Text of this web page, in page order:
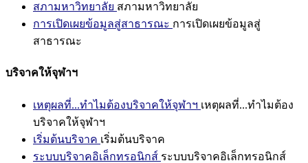
สภามหาวิทยาลัย สภามหาวิทยาลัย
การเปิดเผยข้อมูลสู่สาธารณะ การเปิดเผยข้อมูลสู่
สาธารณะ
บริจาคให้จุฬาฯ
เหตุผลที่...ทำไมต้องบริจาคให้จุฬาฯ เหตุผลที่...ทำไมต้อง
บริจาคให้จุฬาฯ
เริ่มต้นบริจาค เริ่มต้นบริจาค
ระบบบริจาคอิเล็กทรอนิกส์ ระบบบริจาคอิเล็กทรอนิกส์